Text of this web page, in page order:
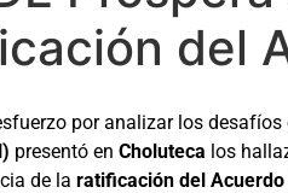
del
por analizar los
presentó en Choluteca los
de la ratificación del Acuerdo